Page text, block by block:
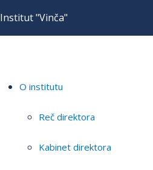
Institut "Vinča"
O institutu
Reč direktora
Kabinet direktora